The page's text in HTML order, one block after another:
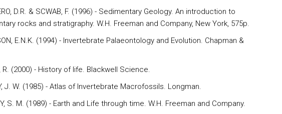
D.R. & SCWAB, F. (1996) - Sedimentary Geology. An introduction to
rocks and stratigraphy. W.H. Freeman and Company, New York, 575p.
E.N.K. (1994) - Invertebrate Palaeontology and Evolution. Chapman &
R. (2000) - History of life. Blackwell Science.
J. W. (1985) - Atlas of Invertebrate Macrofossils. Longman.
S. M. (1989) - Earth and Life through time. W.H. Freeman and Company.